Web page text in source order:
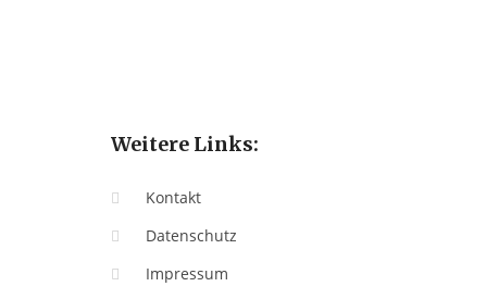
Weitere Links:
Kontakt
Datenschutz
Impressum